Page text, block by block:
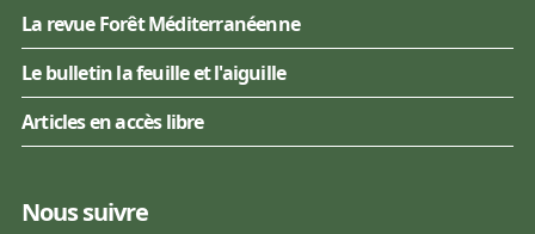
La revue Forêt Méditerranéenne
Le bulletin la feuille et l'aiguille
Articles en accès libre
Nous suivre